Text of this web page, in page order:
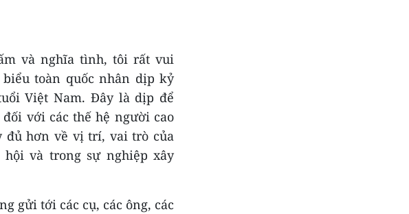
và nghĩa tình, tôi rất vui
toàn quốc nhân dịp kỷ
Việt Nam. Đây là dịp để
với các thế hệ người cao
đủ hơn về vị trí, vai trò của
và trong sự nghiệp xây
gửi tới các cụ, các ông, các